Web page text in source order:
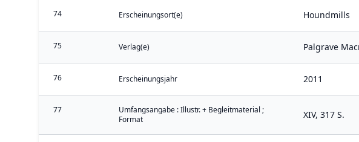
74 Erscheinungsort(e) Houndmills
75 Verlag(e) Palgrave
76 Erscheinungsjahr 2011
77
Umfangsangabe : Illustr. + Begleitmaterial ;
Format
XIV, 317 S.